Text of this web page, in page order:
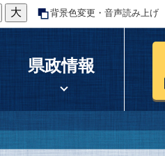
大 背景色変更・音声読み上げ
県政情報